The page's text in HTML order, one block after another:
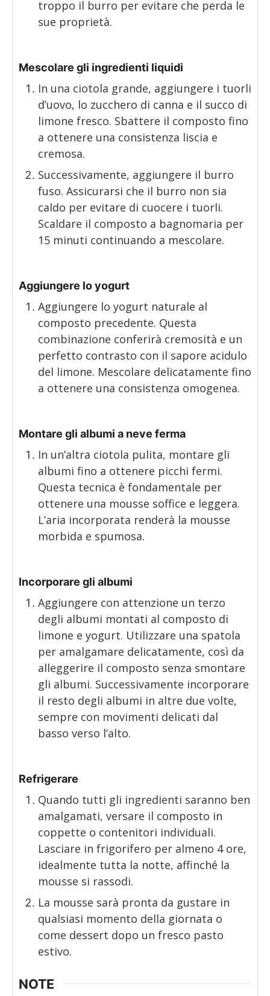
troppo il burro per evitare che perda le
sue proprietà.
Mescolare gli ingredienti liquidi
In una ciotola grande, aggiungere i tuorli
d’uovo, lo zucchero di canna e il succo di
limone fresco. Sbattere il composto fino
a ottenere una consistenza liscia e
cremosa.
Successivamente, aggiungere il burro
fuso. Assicurarsi che il burro non sia
caldo per evitare di cuocere i tuorli.
Scaldare il composto a bagnomaria per
15 minuti continuando a mescolare.
Aggiungere lo yogurt
Aggiungere lo yogurt naturale al
composto precedente. Questa
combinazione conferirà cremosità e un
perfetto contrasto con il sapore acidulo
del limone. Mescolare delicatamente fino
a ottenere una consistenza omogenea.
Montare gli albumi a neve ferma
In un’altra ciotola pulita, montare gli
albumi fino a ottenere picchi fermi.
Questa tecnica è fondamentale per
ottenere una mousse soffice e leggera.
L’aria incorporata renderà la mousse
morbida e spumosa.
Incorporare gli albumi
Aggiungere con attenzione un terzo
degli albumi montati al composto di
limone e yogurt. Utilizzare una spatola
per amalgamare delicatamente, così da
alleggerire il composto senza smontare
gli albumi. Successivamente incorporare
il resto degli albumi in altre due volte,
sempre con movimenti delicati dal
basso verso l’alto.
Refrigerare
Quando tutti gli ingredienti saranno ben
amalgamati, versare il composto in
coppette o contenitori individuali.
Lasciare in frigorifero per almeno 4 ore,
idealmente tutta la notte, affinché la
mousse si rassodi.
La mousse sarà pronta da gustare in
qualsiasi momento della giornata o
come dessert dopo un fresco pasto
estivo.
NOTE